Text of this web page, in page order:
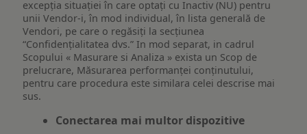
excepția situației în care optați cu Inactiv (NU) pentru
unii Vendor-i, în mod individual, în lista generală de
Vendori, pe care o regăsiți la secțiunea
“Confidențialitatea dvs.” In mod separat, in cadrul
Scopului « Masurare si Analiza » exista un Scop de
prelucrare, Măsurarea performanței conținutului,
pentru care procedura este similara celei descrise mai
sus.
Conectarea mai multor dispozitive